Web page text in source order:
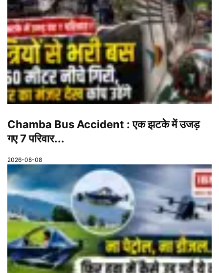
Chamba Bus Accident : एक झटके में उजड़
गए 7 परिवार...
2026-08-08